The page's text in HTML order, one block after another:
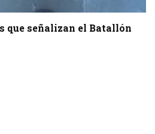
que señalizan el Batallón